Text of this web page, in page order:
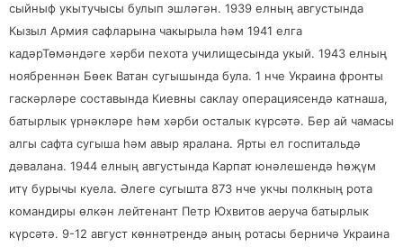
сыйныф укытучысы булып эшләгән. 1939 елның августында
Кызыл Армия сафларына чакырыла һәм 1941 елга
кадәрТөмәндәге хәрби пехота училищесында укый. 1943 елның
ноябреннән Бөек Ватан сугышында була. 1 нче Украина фронты
гаскәрләре составында Киевны саклау операциясендә катнаша,
батырлык үрнәкләре һәм хәрби осталык күрсәтә. Бер ай чамасы
алгы сафта сугыша һәм авыр яралана. Ярты ел госпитальдә
дәвалана. 1944 елның августында Карпат юнәлешендә һөҗүм
итү бурычы куела. Әлеге сугышта 873 нче укчы полкның рота
командиры өлкән лейтенант Петр Юхвитов аеруча батырлык
күрсәтә. 9-12 август көннәтрендә аның ротасы берничә Украина